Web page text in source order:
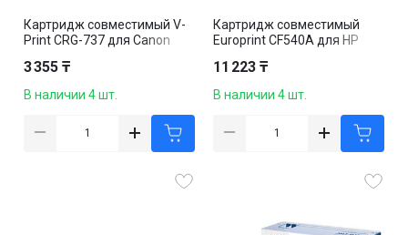
Картридж совместимый V-
Print CRG-737 для Canon
черный
3 355 ₸
В наличии 4 шт.
Картридж совместимый
Europrint CF540A для HP
M254/M280/M281, черный
11 223 ₸
В наличии 4 шт.